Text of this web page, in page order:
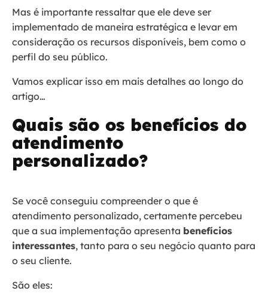
Mas é importante ressaltar que ele deve ser
implementado de maneira estratégica e levar em
consideração os recursos disponíveis, bem como o
perfil do seu público.
Vamos explicar isso em mais detalhes ao longo do
artigo…
Quais são os benefícios do
atendimento
personalizado?
Se você conseguiu compreender o que é
atendimento personalizado, certamente percebeu
que a sua implementação apresenta benefícios
interessantes, tanto para o seu negócio quanto para
o seu cliente.
São eles: